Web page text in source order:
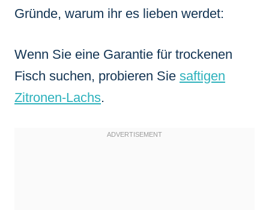
Gründe, warum ihr es lieben werdet:
Wenn Sie eine Garantie für trockenen
Fisch suchen, probieren Sie saftigen
Zitronen-Lachs.